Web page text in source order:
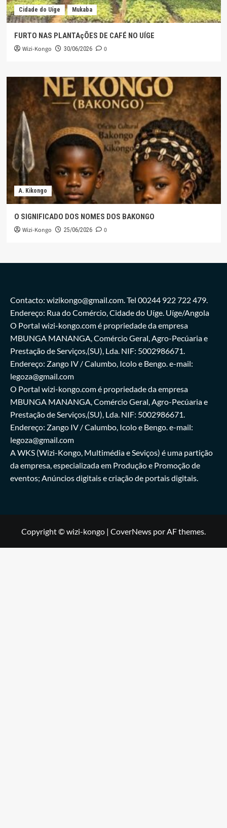
Cidade do Uíge Mukaba
FURTO NAS PLANTAçÕES DE CAFÉ NO UÍGE
Wizi-Kongo 30/06/2026 0
A. Kikongo
O SIGNIFICADO DOS NOMES DOS BAKONGO
Wizi-Kongo 25/06/2026 0
Contacto: wizikongo@gmail.com. Tel 00244 922 722 479.
Endereço: Rua do Comércio, Cidade do Uíge. Uíge/Angola
O Portal wizi-kongo.com é propriedade da empresa
MBUNGA MANANGA, Comércio Geral, Agro-Pecúaria e
Prestação de Serviços,(SU), Lda. NIF: 5002986671.
Endereço: Zango IV / Calumbo, Icolo e Bengo. e-mail:
legoza@gmail.com
O Portal wizi-kongo.com é propriedade da empresa
MBUNGA MANANGA, Comércio Geral, Agro-Pecúaria e
Prestação de Serviços,(SU), Lda. NIF: 5002986671.
Endereço: Zango IV / Calumbo, Icolo e Bengo. e-mail:
legoza@gmail.com
A WKS (Wizi-Kongo, Multimédia e Seviços) é uma partição
da empresa, especializada em Produção e Promoção de
eventos; Anúncios digitais e criação de portais digitais.
Copyright © wizi-kongo | CoverNews por AF themes.